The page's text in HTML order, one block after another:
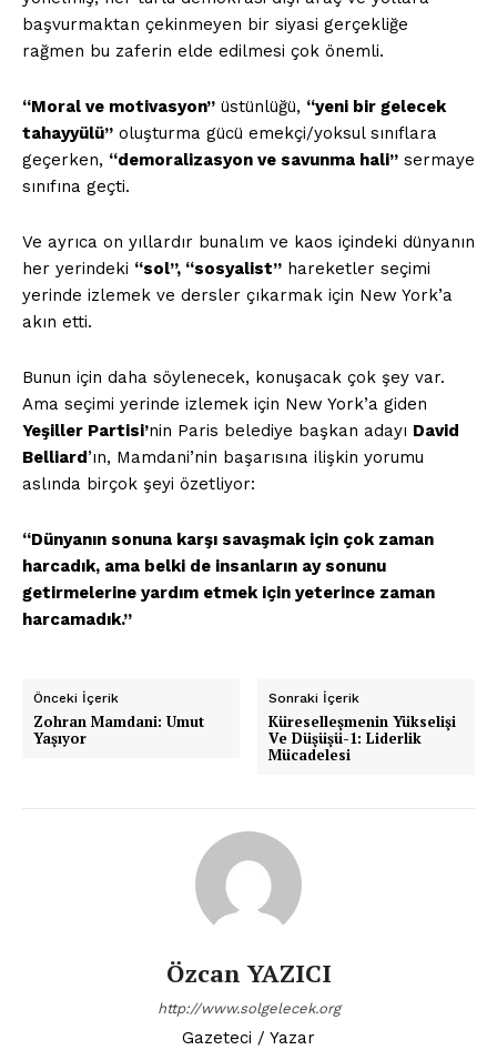
başvurmaktan çekinmeyen bir siyasi gerçekliğe
rağmen bu zaferin elde edilmesi çok önemli.
“Moral ve motivasyon” üstünlüğü, “yeni bir gelecek
tahayyülü” oluşturma gücü emekçi/yoksul sınıflara
geçerken, “demoralizasyon ve savunma hali” sermaye
sınıfına geçti.
Ve ayrıca on yıllardır bunalım ve kaos içindeki dünyanın
her yerindeki “sol”, “sosyalist” hareketler seçimi
yerinde izlemek ve dersler çıkarmak için New York’a
akın etti.
Bunun için daha söylenecek, konuşacak çok şey var.
Ama seçimi yerinde izlemek için New York’a giden
Yeşiller Partisi’nin Paris belediye başkan adayı David
Belliard’ın, Mamdani’nin başarısına ilişkin yorumu
aslında birçok şeyi özetliyor:
“Dünyanın sonuna karşı savaşmak için çok zaman
harcadık, ama belki de insanların ay sonunu
getirmelerine yardım etmek için yeterince zaman
harcamadık.”
Önceki İçerik
Zohran Mamdani: Umut
Yaşıyor
Sonraki İçerik
Küreselleşmenin Yükselişi
Ve Düşüşü-1: Liderlik
Mücadelesi
Özcan YAZICI
http://www.solgelecek.org
Gazeteci / Yazar